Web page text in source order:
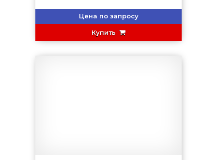
Цена по запросу
Купить